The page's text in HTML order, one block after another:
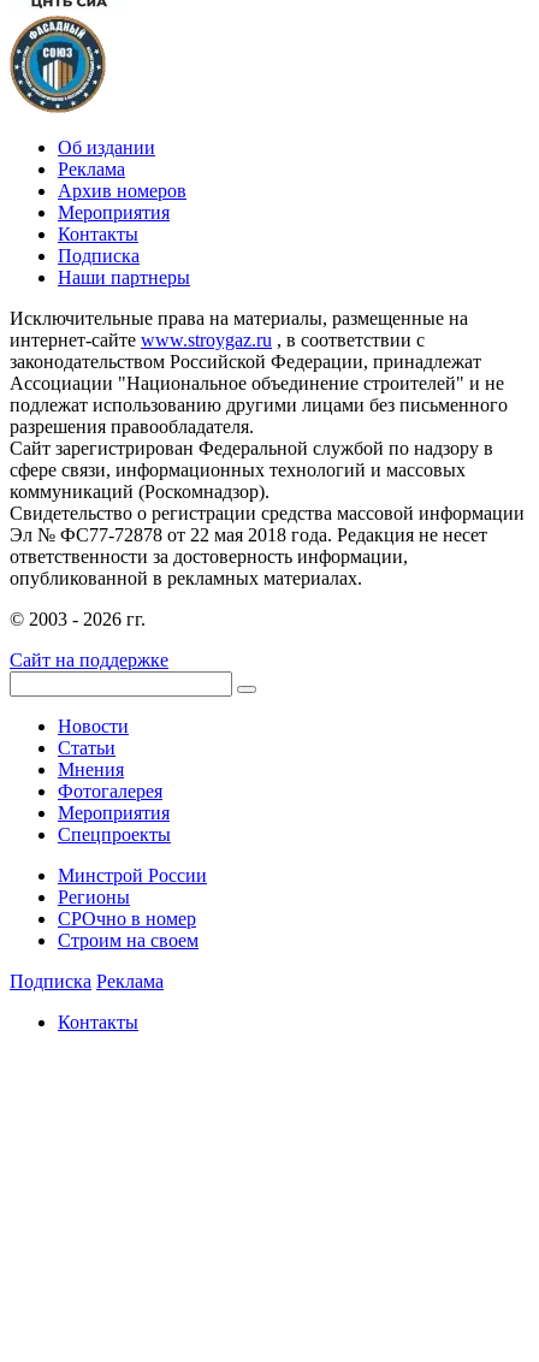
Об издании
Реклама
Архив номеров
Мероприятия
Контакты
Подписка
Наши партнеры
Исключительные права на материалы, размещенные на
интернет-сайте www.stroygaz.ru , в соответствии с
законодательством Российской Федерации, принадлежат
Ассоциации "Национальное объединение строителей" и не
подлежат использованию другими лицами без письменного
разрешения правообладателя.
Сайт зарегистрирован Федеральной службой по надзору в
сфере связи, информационных технологий и массовых
коммуникаций (Роскомнадзор).
Свидетельство о регистрации средства массовой информации
Эл № ФС77-72878 от 22 мая 2018 года. Редакция не несет
ответственности за достоверность информации,
опубликованной в рекламных материалах.
© 2003 - 2026 гг.
Сайт на поддержке
Новости
Статьи
Мнения
Фотогалерея
Мероприятия
Спецпроекты
Минстрой России
Регионы
СРОчно в номер
Строим на своем
Подписка Реклама
Контакты